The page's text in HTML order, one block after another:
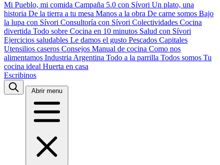
Mi Pueblo, mi comida Campaña 5.0 con Sívori Un plato, una
historia De la tierra a tu mesa Manos a la obra De carne somos Bajo
la lupa con Sívori Consultoría con Sívori Colectividades Cocina
divertida Todo sobre Cocina en 10 minutos Salud con Sívori
Ejercicios saludables Le damos el gusto Pescados Capitales
Utensilios caseros Consejos Manual de cocina Como nos
alimentamos Industria Argentina Todo a la parrilla Todos somos Tu
cocina ideal Huerta en casa
Escribinos
Abrir menu